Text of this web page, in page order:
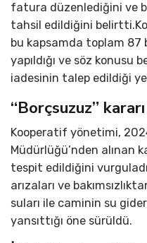
fatura düzenlediğini ve
tahsil edildiğini
bu kapsamda toplam 87
yapıldığı ve söz konusu
iadesinin talep edildiği
“Borçsuzuz” kararı
Kooperatif yönetimi,
Müdürlüğü’nden alınan
tespit edildiğini
arızaları ve
suları ile caminin su
yansıttığı öne sürüldü.